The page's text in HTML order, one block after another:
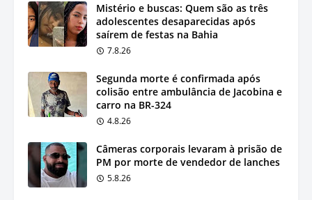
Mistério e buscas: Quem são as três
adolescentes desaparecidas após
saírem de festas na Bahia
7.8.26
Segunda morte é confirmada após
colisão entre ambulância de Jacobina e
carro na BR-324
4.8.26
Câmeras corporais levaram à prisão de
PM por morte de vendedor de lanches
5.8.26